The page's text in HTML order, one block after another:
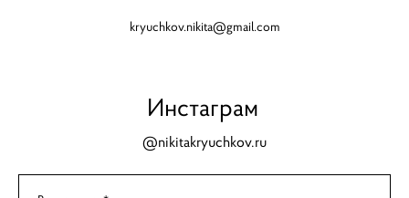
kryuchkov.nikita@gmail.com
Инстаграм
@nikitakryuchkov.ru